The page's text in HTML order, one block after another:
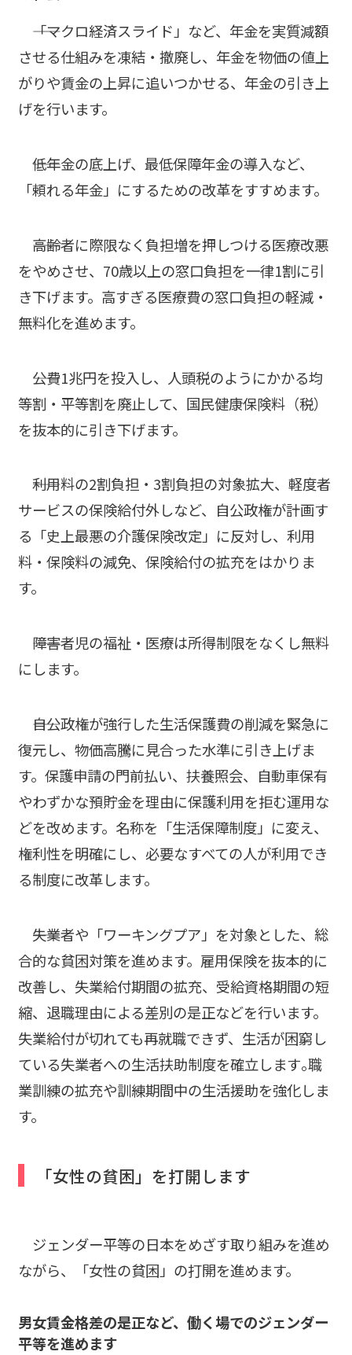
――「マクロ経済スライド」など、年金を実質減額
させる仕組みを凍結・撤廃し、年金を物価の値上
がりや賃金の上昇に追いつかせる、年金の引き上
げを行います。
――低年金の底上げ、最低保障年金の導入など、
「頼れる年金」にするための改革をすすめます。
――高齢者に際限なく負担増を押しつける医療改悪
をやめさせ、70歳以上の窓口負担を一律1割に引
き下げます。高すぎる医療費の窓口負担の軽減・
無料化を進めます。
――公費1兆円を投入し、人頭税のようにかかる均
等割・平等割を廃止して、国民健康保険料（税）
を抜本的に引き下げます。
――利用料の2割負担・3割負担の対象拡大、軽度者
サービスの保険給付外しなど、自公政権が計画す
る「史上最悪の介護保険改定」に反対し、利用
料・保険料の減免、保険給付の拡充をはかりま
す。
――障害者児の福祉・医療は所得制限をなくし無料
にします。
――自公政権が強行した生活保護費の削減を緊急に
復元し、物価高騰に見合った水準に引き上げま
す。保護申請の門前払い、扶養照会、自動車保有
やわずかな預貯金を理由に保護利用を拒む運用な
どを改めます。名称を「生活保障制度」に変え、
権利性を明確にし、必要なすべての人が利用でき
る制度に改革します。
――失業者や「ワーキングプア」を対象とした、総
合的な貧困対策を進めます。雇用保険を抜本的に
改善し、失業給付期間の拡充、受給資格期間の短
縮、退職理由による差別の是正などを行います。
失業給付が切れても再就職できず、生活が困窮し
ている失業者への生活扶助制度を確立します｡職
業訓練の拡充や訓練期間中の生活援助を強化しま
す。
「女性の貧困」を打開します
ジェンダー平等の日本をめざす取り組みを進め
ながら、「女性の貧困」の打開を進めます。
男女賃金格差の是正など、働く場でのジェンダー
平等を進めます